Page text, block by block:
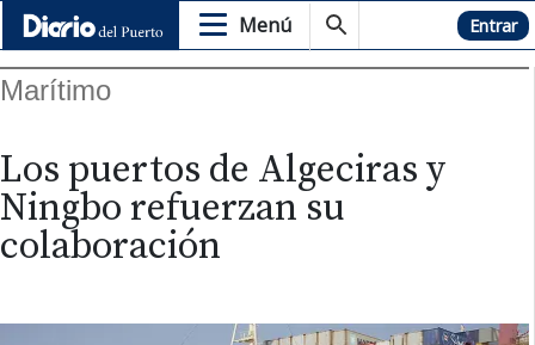
Menú Hemeroteca Entrar
Marítimo
Los puertos de Algeciras y
Ningbo refuerzan su
colaboración